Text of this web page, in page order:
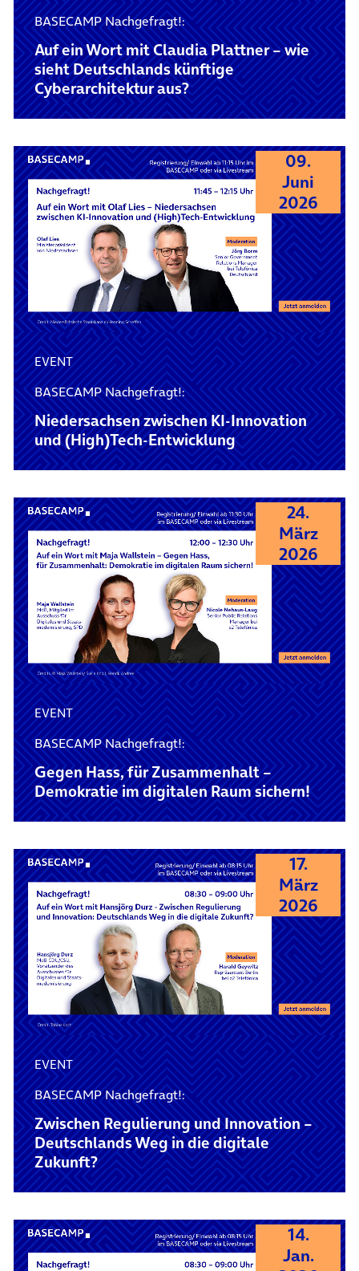
BASECAMP Nachgefragt!:
Auf ein Wort mit Claudia Plattner – wie
sieht Deutschlands künftige
Cyberarchitektur aus?
09.
Juni
2026
EVENT
BASECAMP Nachgefragt!:
Niedersachsen zwischen KI‑Innovation
und (High)Tech‑Entwicklung
24.
März
2026
EVENT
BASECAMP Nachgefragt!:
Gegen Hass, für Zusammenhalt –
Demokratie im digitalen Raum sichern!
17.
März
2026
EVENT
BASECAMP Nachgefragt!:
Zwischen Regulierung und Innovation –
Deutschlands Weg in die digitale
Zukunft?
14.
Jan.